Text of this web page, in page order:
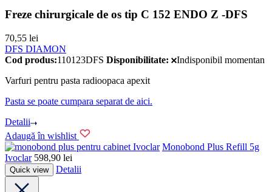
Freze chirurgicale de os tip C 152 ENDO Z -DFS
70,55 lei
DFS DIAMON
Cod produs:110123DFS Disponibilitate:
Indisponibil momentan
Varfuri pentru pasta radioopaca apexit
Pasta se poate cumpara separat de aici.
Detalii
Adaugă în wishlist
Ivoclar Monobond Plus Refill 5g
Ivoclar 598,90 lei
Quick view Detalii